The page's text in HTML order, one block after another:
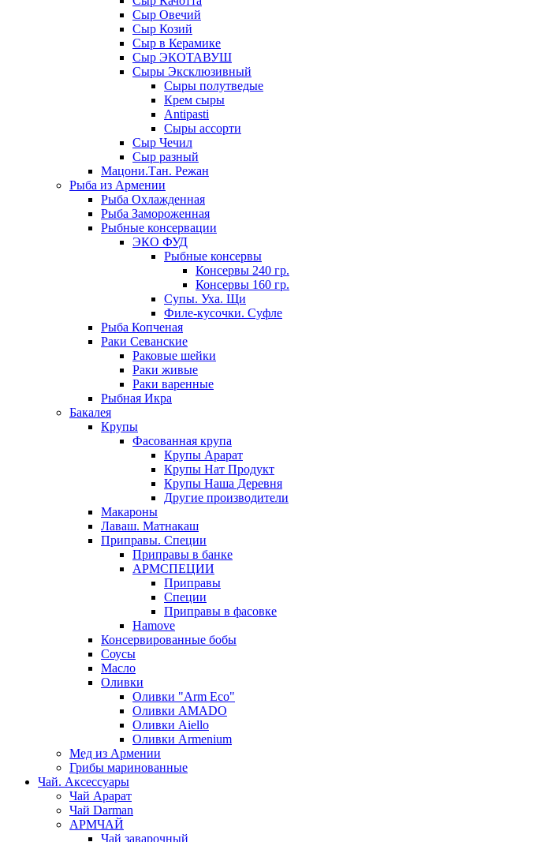
Сыр Овечий
Сыр Козий
Сыр в Керамике
Сыр ЭКОТАВУШ
Сыры Эксклюзивный
Сыры полутведые
Крем сыры
Antipasti
Сыры ассорти
Сыр Чечил
Сыр разный
Мацони.Тан. Режан
Рыба из Армении
Рыба Охлажденная
Рыба Замороженная
Рыбные консервации
ЭКО ФУД
Рыбные консервы
Консервы 240 гр.
Консервы 160 гр.
Супы. Уха. Щи
Филе-кусочки. Суфле
Рыба Копченая
Раки Севанские
Раковые шейки
Раки живые
Раки варенные
Рыбная Икра
Бакалея
Крупы
Фасованная крупа
Крупы Арарат
Крупы Нат Продукт
Крупы Наша Деревня
Другие производители
Макароны
Лаваш. Матнакаш
Приправы. Специи
Приправы в банке
АРМСПЕЦИИ
Приправы
Специи
Приправы в фасовке
Hamove
Консервированные бобы
Соусы
Масло
Оливки
Оливки "Arm Eco"
Оливки AMADO
Оливки Aiello
Оливки Armenium
Мед из Армении
Грибы маринованные
Чай. Аксессуары
Чай Арарат
Чай Darman
АРМЧАЙ
Чай заварочный